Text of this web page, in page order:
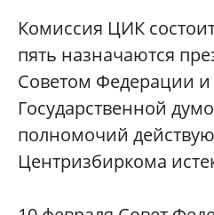
Комиссия ЦИК
пять назначаются
Советом Федерации
Государственной
полномочий
Центризбиркома